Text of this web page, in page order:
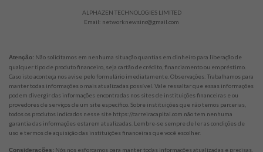
ALPHAZEN TECHNOLOGIES LIMITED
Email: networknewsinc@gmail.com
Atenção: Não solicitamos em nenhuma situação quantias em dinheiro para liberação de
qualquer tipo de produto financeiro, seja cartão de crédito, financiamento ou empréstimo.
Caso isto aconteça nos avise pelo formulário imediatamente. Observações: Trabalhamos para
manter todas informações o mais atualizadas possível. Vale ressaltar que essas informações
podem divergir das informações encontradas nos sites de instituições financeiras e ou
provedores de serviços de um site específico. Sobre instituições que não temos parcerias,
todos os produtos indicados nesse site https://carreiracapital.com não tem nenhuma
garantia das informações estarem atualizadas. Lembre-se sempre de ler as condições de
uso e termos de aquisição das instituições financeiras que você escolher.
Considerações: Nós nos esforçamos para manter todas informações atualizadas e precisas.